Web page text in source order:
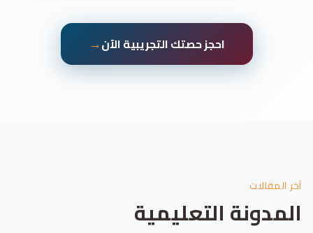
احجز حصتك التجريبية الآن→
آخر المقالات
المدونة التعليمية